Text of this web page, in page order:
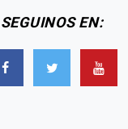
SEGUINOS EN: